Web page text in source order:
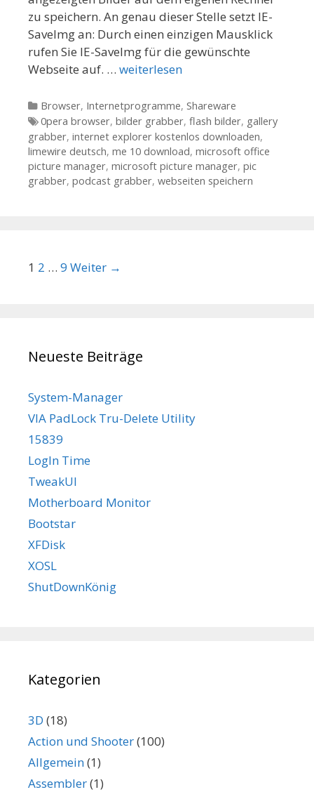
zu speichern. An genau dieser Stelle setzt IE-
SaveImg an: Durch einen einzigen Mausklick
rufen Sie IE-SaveImg für die gewünschte
Webseite auf. … weiterlesen
Kategorien
Browser, Internetprogramme, Shareware
Tags
0pera browser, bilder grabber, flash bilder, gallery
grabber, internet explorer kostenlos downloaden,
limewire deutsch, me 10 download, microsoft office
picture manager, microsoft picture manager, pic
grabber, podcast grabber, webseiten speichern
Beitrags-Navigation
1 2 … 9 Weiter →
Neueste Beiträge
System-Manager
VIA PadLock Tru-Delete Utility
15839
LogIn Time
TweakUI
Motherboard Monitor
Bootstar
XFDisk
XOSL
ShutDownKönig
Kategorien
3D (18)
Action und Shooter(100)
Allgemein(1)
Assembler(1)